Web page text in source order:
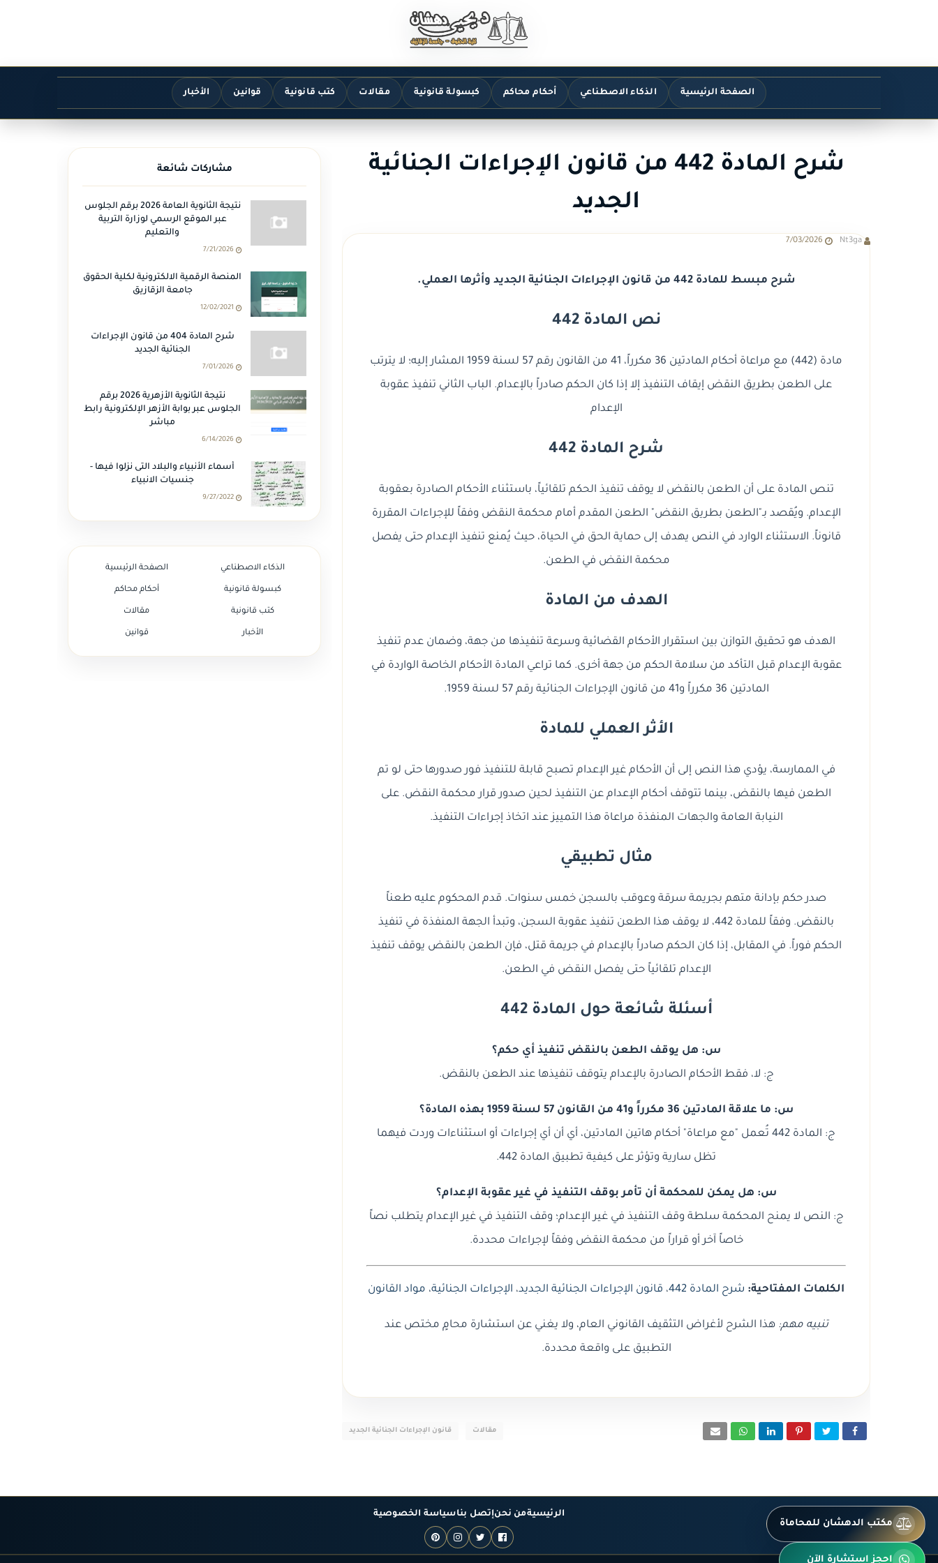
الصفحة الرئيسية الذكاء الاصطناعي أحكام محاكم كبسولة قانونية مقالات كتب قانونية قوانين الأخبار
شرح المادة 442 من قانون الإجراءات الجنائية
الجديد
Nt3ga
7/03/2026
شرح مبسط للمادة 442 من قانون الإجراءات الجنائية الجديد وأثرها العملي.
نص المادة 442
مادة (442) مع مراعاة أحكام المادتين 36 مكرراً، 41 من القانون رقم 57 لسنة 1959 المشار إليه؛ لا يترتب
على الطعن بطريق النقض إيقاف التنفيذ إلا إذا كان الحكم صادراً بالإعدام. الباب الثاني تنفيذ عقوبة
الإعدام
شرح المادة 442
تنص المادة على أن الطعن بالنقض لا يوقف تنفيذ الحكم تلقائياً، باستثناء الأحكام الصادرة بعقوبة
الإعدام. ويُقصد بـ"الطعن بطريق النقض" الطعن المقدم أمام محكمة النقض وفقاً للإجراءات المقررة
قانوناً. الاستثناء الوارد في النص يهدف إلى حماية الحق في الحياة، حيث يُمنع تنفيذ الإعدام حتى يفصل
محكمة النقض في الطعن.
الهدف من المادة
الهدف هو تحقيق التوازن بين استقرار الأحكام القضائية وسرعة تنفيذها من جهة، وضمان عدم تنفيذ
عقوبة الإعدام قبل التأكد من سلامة الحكم من جهة أخرى. كما تراعي المادة الأحكام الخاصة الواردة في
المادتين 36 مكرراً و41 من قانون الإجراءات الجنائية رقم 57 لسنة 1959.
الأثر العملي للمادة
في الممارسة، يؤدي هذا النص إلى أن الأحكام غير الإعدام تصبح قابلة للتنفيذ فور صدورها حتى لو تم
الطعن فيها بالنقض، بينما تتوقف أحكام الإعدام عن التنفيذ لحين صدور قرار محكمة النقض. على
النيابة العامة والجهات المنفذة مراعاة هذا التمييز عند اتخاذ إجراءات التنفيذ.
مثال تطبيقي
صدر حكم بإدانة متهم بجريمة سرقة وعوقب بالسجن خمس سنوات. قدم المحكوم عليه طعناً
بالنقض. وفقاً للمادة 442، لا يوقف هذا الطعن تنفيذ عقوبة السجن، وتبدأ الجهة المنفذة في تنفيذ
الحكم فوراً. في المقابل، إذا كان الحكم صادراً بالإعدام في جريمة قتل، فإن الطعن بالنقض يوقف تنفيذ
الإعدام تلقائياً حتى يفصل النقض في الطعن.
أسئلة شائعة حول المادة 442
س: هل يوقف الطعن بالنقض تنفيذ أي حكم؟
ج: لا، فقط الأحكام الصادرة بالإعدام يتوقف تنفيذها عند الطعن بالنقض.
س: ما علاقة المادتين 36 مكرراً و41 من القانون 57 لسنة 1959 بهذه المادة؟
ج: المادة 442 تُعمل "مع مراعاة" أحكام هاتين المادتين، أي أن أي إجراءات أو استثناءات وردت فيهما
تظل سارية وتؤثر على كيفية تطبيق المادة 442.
س: هل يمكن للمحكمة أن تأمر بوقف التنفيذ في غير عقوبة الإعدام؟
ج: النص لا يمنح المحكمة سلطة وقف التنفيذ في غير الإعدام؛ وقف التنفيذ في غير الإعدام يتطلب نصاً
خاصاً آخر أو قراراً من محكمة النقض وفقاً لإجراءات محددة.
الكلمات المفتاحية: شرح المادة 442 ، قانون الإجراءات الجنائية الجديد، الإجراءات الجنائية، مواد القانون
تنبيه مهم: هذا الشرح لأغراض التثقيف القانوني العام، ولا يغني عن استشارة محامٍ مختص عند
التطبيق على واقعة محددة.
قانون الإجراءات الجنائية الجديد مقالات
مشاركات شائعة
نتيجة الثانوية العامة 2026 برقم الجلوس
عبر الموقع الرسمي لوزارة التربية
والتعليم
7/21/2026
المنصة الرقمية الالكترونية لكلية الحقوق
جامعة الزقازيق
12/02/2021
شرح المادة 404 من قانون الإجراءات
الجنائية الجديد
7/01/2026
نتيجة الثانوية الأزهرية 2026 برقم
الجلوس عبر بوابة الأزهر الإلكترونية رابط
مباشر
6/14/2026
أسماء الأنبياء والبلاد التى نزلوا فيها -
جنسيات الانبياء
9/27/2022
الصفحة الرئيسية الذكاء الاصطناعي
أحكام محاكم كبسولة قانونية
مقالات كتب قانونية
قوانين الأخبار
الرئيسيةمن نحنإتصل بناسياسة الخصوصية
مكتب الدهشان للمحاماة
احجز استشارة الآن